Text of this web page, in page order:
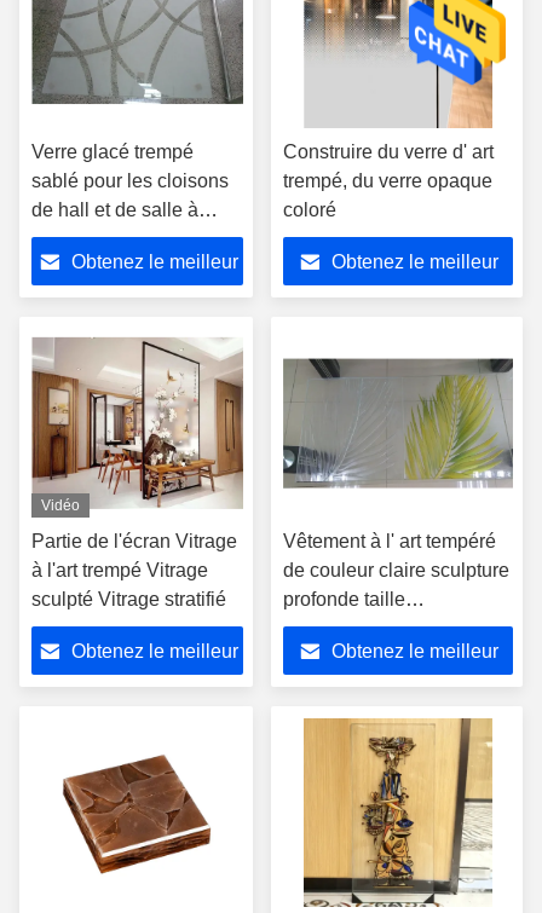
Verre glacé trempé
sablé pour les cloisons
de hall et de salle à
manger
Obtenez le meilleur
Construire du verre d' art
trempé, du verre opaque
coloré
Obtenez le meilleur
Vidéo
Partie de l'écran Vitrage
à l'art trempé Vitrage
sculpté Vitrage stratifié
Obtenez le meilleur
Vêtement à l' art tempéré
de couleur claire sculpture
profonde taille
personnalisée pour porte
Obtenez le meilleur